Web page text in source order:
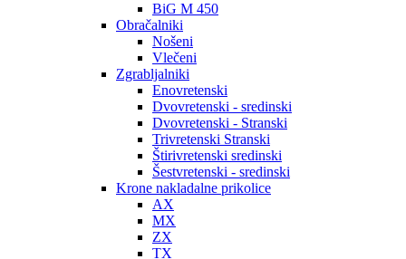
BiG M 450
Obračalniki
Nošeni
Vlečeni
Zgrabljalniki
Enovretenski
Dvovretenski - sredinski
Dvovretenski - Stranski
Trivretenski Stranski
Štirivretenski sredinski
Šestvretenski - sredinski
Krone nakladalne prikolice
AX
MX
ZX
TX